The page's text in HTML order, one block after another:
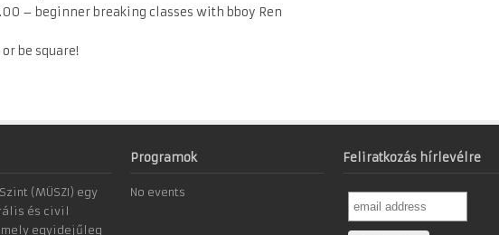
– beginner breaking classes with bboy Ren
be square!
(MÜSZI) egy
és civil
egyidejűleg
Programok
No events
Feliratkozás hírlevélre